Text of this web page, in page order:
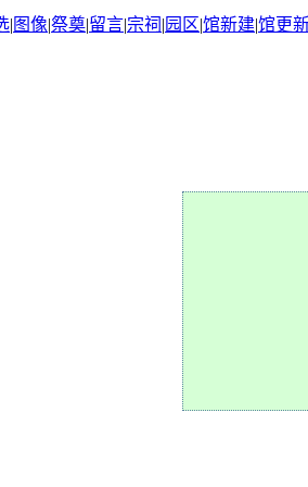
| 图像|祭奠|留言|宗祠 | 园区|馆新建|馆更